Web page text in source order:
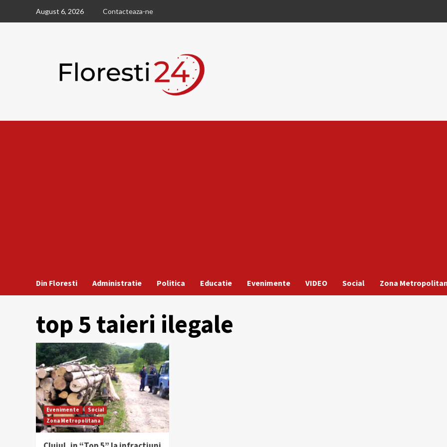
August 6, 2026 Contacteaza-ne
Din Floresti Administratie Politica Educatie Evenimente VIDEO Social Zona
top 5 taieri ilegale
Evenimente
Social
Zona Metropolitana